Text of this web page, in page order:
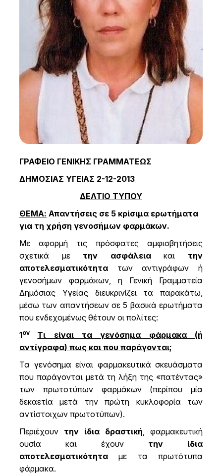
ΓΡΑΦΕΙΟ ΓΕΝΙΚΗΣ ΓΡΑΜΜΑΤΕΩΣ
ΔΗΜΟΣΙΑΣ ΥΓΕΙΑΣ 2-12-2013
ΔΕΛΤΙΟ ΤΥΠΟΥ
ΘΕΜΑ: Απαντήσεις σε 5 κρίσιμα ερωτήματα
για τη χρήση γενοσήμων φαρμάκων.
Με αφορμή τις πρόσφατες αμφισβητήσεις
σχετικά με την ασφάλειακαι την
αποτελεσματικότητα των αντιγράφων ή
γενοσήμων φαρμάκων, η Γενική Γραμματεία
Δημόσιας Υγείας διευκρινίζει τα παρακάτω,
μέσω των απαντήσεων σε 5 βασικά ερωτήματα
που ενδεχομένως θέτουν οι πολίτες:
1ον Τι είναι τα γενόσημα φάρμακα (ή
αντίγραφα) πως και που παράγονται;
Τα γενόσημα είναι φαρμακευτικά σκευάσματα
που παράγονται μετά τη λήξη της «πατέντας»
των πρωτοτύπων φαρμάκων (περίπου μία
δεκαετία μετά την πρώτη κυκλοφορία των
αντίστοιχων πρωτοτύπων).
Περιέχουν την ίδια δραστική , φαρμακευτική
ουσία και έχουν την ίδια
αποτελεσματικότηταμε τα πρωτότυπα
φάρμακα.